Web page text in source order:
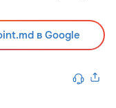
в Google